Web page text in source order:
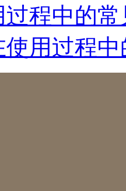
程中的
用过程